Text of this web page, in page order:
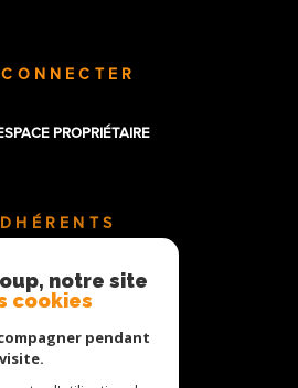
PROPRIÉTAIRE
notre site
cookies
pendant